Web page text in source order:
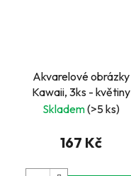
Akvarelové obrázky
Kawaii, 3ks - květiny
Skladem(>5 ks)
167 Kč